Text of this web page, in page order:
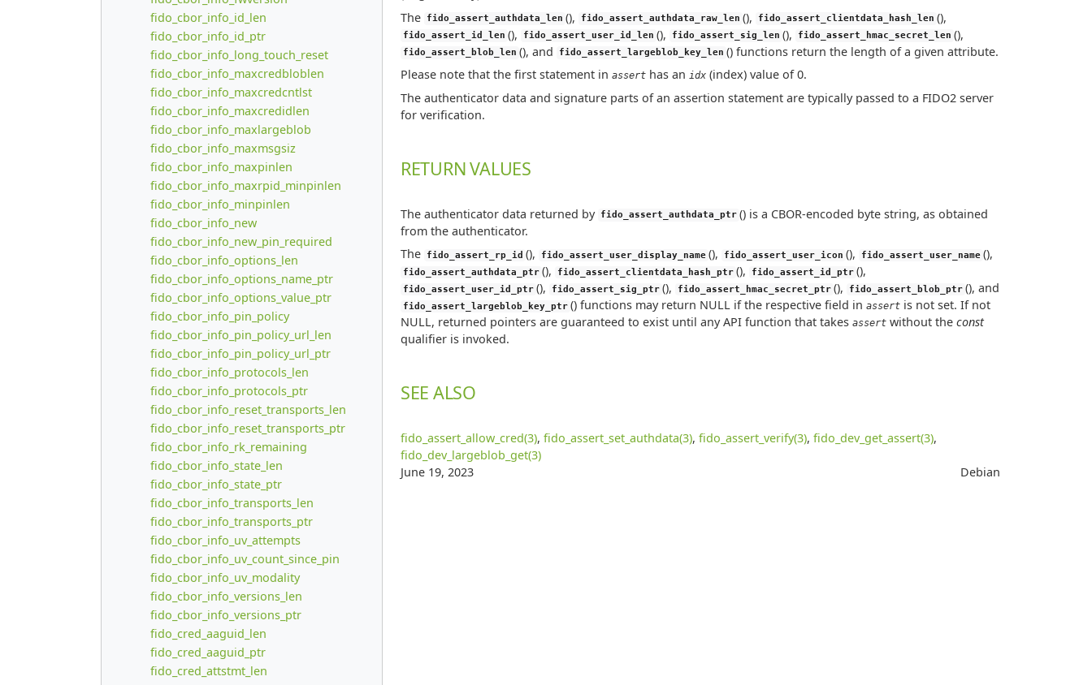
fido_cbor_info_id_len
fido_cbor_info_id_ptr
fido_cbor_info_long_touch_reset
fido_cbor_info_maxcredbloblen
fido_cbor_info_maxcredcntlst
fido_cbor_info_maxcredidlen
fido_cbor_info_maxlargeblob
fido_cbor_info_maxmsgsiz
fido_cbor_info_maxpinlen
fido_cbor_info_maxrpid_minpinlen
fido_cbor_info_minpinlen
fido_cbor_info_new
fido_cbor_info_new_pin_required
fido_cbor_info_options_len
fido_cbor_info_options_name_ptr
fido_cbor_info_options_value_ptr
fido_cbor_info_pin_policy
fido_cbor_info_pin_policy_url_len
fido_cbor_info_pin_policy_url_ptr
fido_cbor_info_protocols_len
fido_cbor_info_protocols_ptr
fido_cbor_info_reset_transports_len
fido_cbor_info_reset_transports_ptr
fido_cbor_info_rk_remaining
fido_cbor_info_state_len
fido_cbor_info_state_ptr
fido_cbor_info_transports_len
fido_cbor_info_transports_ptr
fido_cbor_info_uv_attempts
fido_cbor_info_uv_count_since_pin
fido_cbor_info_uv_modality
fido_cbor_info_versions_len
fido_cbor_info_versions_ptr
fido_cred_aaguid_len
fido_cred_aaguid_ptr
fido_cred_attstmt_len
The
fido_assert_authdata_len (), fido_assert_authdata_raw_len (), fido_assert_clientdata_hash_len (),
fido_assert_id_len (), fido_assert_user_id_len (), fido_assert_sig_len (), fido_assert_hmac_secret_len (),
fido_assert_blob_len (), and fido_assert_largeblob_key_len () functions return the length of a given attribute.
Please note that the first statement in asserthas an idx(index) value of 0.
The authenticator data and signature parts of an assertion statement are typically passed to a FIDO2 server
for verification.
RETURN VALUES
The authenticator data returned by fido_assert_authdata_ptr () is a CBOR-encoded byte string, as obtained
from the authenticator.
The
fido_assert_rp_id (), fido_assert_user_display_name (), fido_assert_user_icon (), fido_assert_user_name (),
fido_assert_authdata_ptr (), fido_assert_clientdata_hash_ptr (), fido_assert_id_ptr (),
fido_assert_user_id_ptr (), fido_assert_sig_ptr (), fido_assert_hmac_secret_ptr (), fido_assert_blob_ptr (), and
fido_assert_largeblob_key_ptr () functions may return NULL if the respective field in assertis not set. If not
NULL, returned pointers are guaranteed to exist until any API function that takes assertwithout the const
qualifier is invoked.
SEE ALSO
fido_assert_allow_cred(3), fido_assert_set_authdata(3), fido_assert_verify(3), fido_dev_get_assert(3),
fido_dev_largeblob_get(3)
June 19, 2023
Debian